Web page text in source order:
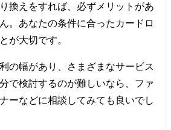
換えをすれば、必ずメリットがあ
。あなたの条件に合ったカードロ
が大切です。
の幅があり、さまざまなサービス
で検討するのが難しいなら、ファ
ーなどに相談してみても良いでし